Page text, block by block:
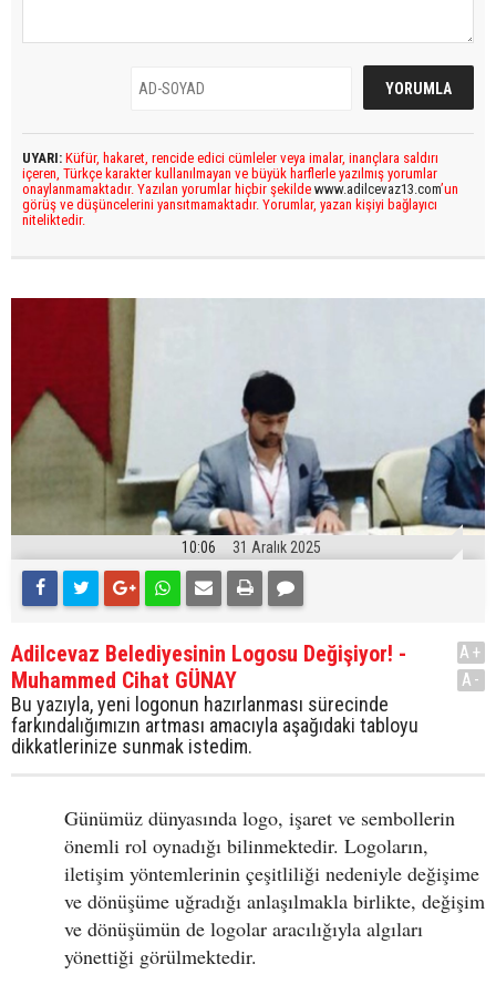
UYARI: Küfür, hakaret, rencide edici cümleler veya imalar, inançlara saldırı
içeren, Türkçe karakter kullanılmayan ve büyük harflerle yazılmış yorumlar
onaylanmamaktadır. Yazılan yorumlar hiçbir şekilde www.adilcevaz13.com’un
görüş ve düşüncelerini yansıtmamaktadır. Yorumlar, yazan kişiyi bağlayıcı
niteliktedir.
10:06 31 Aralık 2025
Adilcevaz Belediyesinin Logosu Değişiyor! -
Muhammed Cihat GÜNAY
Bu yazıyla, yeni logonun hazırlanması sürecinde
farkındalığımızın artması amacıyla aşağıdaki tabloyu
dikkatlerinize sunmak istedim.
A+
A-
Günümüz dünyasında logo, işaret ve sembollerin
önemli rol oynadığı bilinmektedir. Logoların,
iletişim yöntemlerinin çeşitliliği nedeniyle değişime
ve dönüşüme uğradığı anlaşılmakla birlikte, değişim
ve dönüşümün de logolar aracılığıyla algıları
yönettiği görülmektedir.